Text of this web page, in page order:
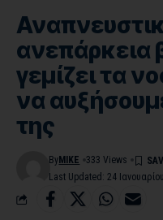
ανεπάρκεια
γεμίζει τα
να
της
Last Updated: 24
By MIKE 333 Views